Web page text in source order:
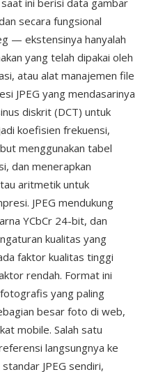
ini berisi data gambar
secara fungsional
— ekstensinya hanyalah
yang telah dipakai oleh
atau alat manajemen file
JPEG yang mendasarinya
diskrit (DCT) untuk
koefisien frekuensi,
menggunakan tabel
dan menerapkan
aritmetik untuk
JPEG mendukung
YCbCr 24-bit, dan
kualitas yang
faktor kualitas tinggi
rendah. Format ini
yang paling
besar foto di web,
mobile. Salah satu
langsungnya ke
JPEG sendiri,